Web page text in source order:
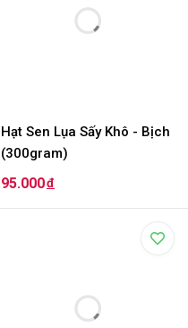
Hạt Sen Lụa Sấy Khô - Bịch
(300gram)
95.000đ